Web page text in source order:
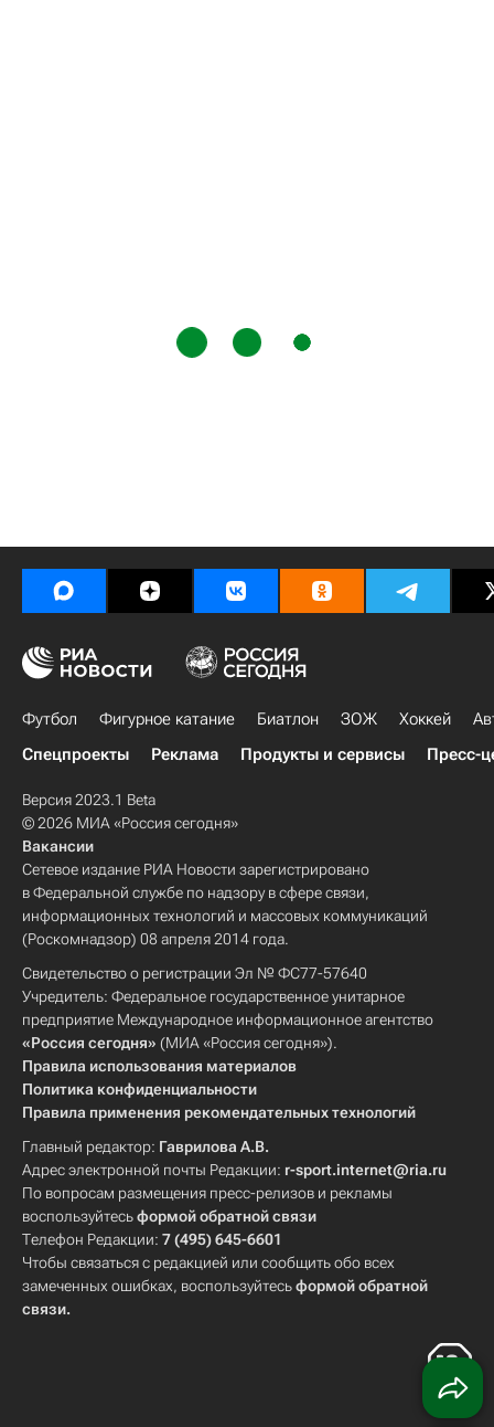
Футбол Фигурное катание Биатлон ЗОЖ Хоккей
Спецпроекты
Реклама Продукты и сервисы Пресс-
Версия 2023.1 Beta
© 2026 МИА «Россия сегодня»
Вакансии
Сетевое издание РИА Новости зарегистрировано
в Федеральной службе по надзору в сфере связи,
информационных технологий и массовых коммуникаций
(Роскомнадзор) 08 апреля 2014 года.
Свидетельство о регистрации Эл № ФС77-57640
Учредитель: Федеральное государственное унитарное
предприятие Международное информационное агентство
«Россия сегодня» (МИА «Россия сегодня»).
Правила использования материалов
Политика конфиденциальности
Правила применения рекомендательных технологий
Главный редактор: Гаврилова А.В.
Адрес электронной почты Редакции: r-sport.internet@ria.ru
По вопросам размещения пресс-релизов и рекламы
воспользуйтесьформой обратной связи
Телефон Редакции: 7 (495) 645-6601
Чтобы связаться с редакцией или сообщить обо всех
замеченных ошибках, воспользуйтесьформой обратной
связи.